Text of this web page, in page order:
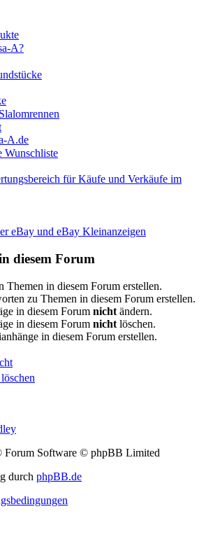
A?
A.de
für Käufe und Verkäufe im
eBay und eBay Kleinanzeigen
diesem Forum
Themen in diesem Forum erstellen.
zu Themen in diesem Forum erstellen.
in diesem Forum nicht ändern.
in diesem Forum nicht löschen.
in diesem Forum erstellen.
Forum Software © phpBB Limited
durch phpBB.de